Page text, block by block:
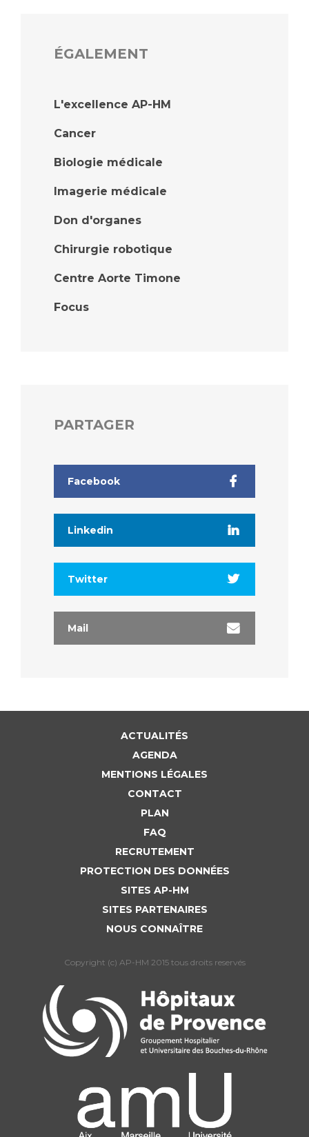
ÉGALEMENT
L'excellence AP-HM
Cancer
Biologie médicale
Imagerie médicale
Don d'organes
Chirurgie robotique
Centre Aorte Timone
Focus
PARTAGER
Facebook
Linkedin
Twitter
Mail
ACTUALITÉS
AGENDA
MENTIONS LÉGALES
CONTACT
PLAN
FAQ
RECRUTEMENT
PROTECTION DES DONNÉES
SITES AP-HM
SITES PARTENAIRES
NOUS CONNAÎTRE
Copyright (c) AP-HM 2015 tous droits reservés
afin de mesurer l’audience du site. Nous
votre choix pendant 6 mois. Vous pouvez changer d’avis
via notre icône disponible en bas à gauche de toutes
du site internet. Pour en savoir plus sur la gestion,